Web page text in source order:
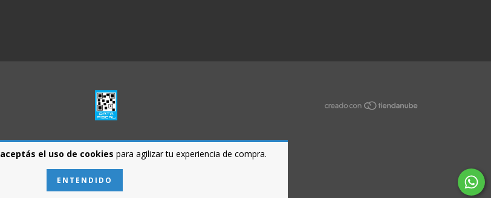
aceptás el uso de cookies para agilizar tu experiencia de compra.
ENTENDIDO